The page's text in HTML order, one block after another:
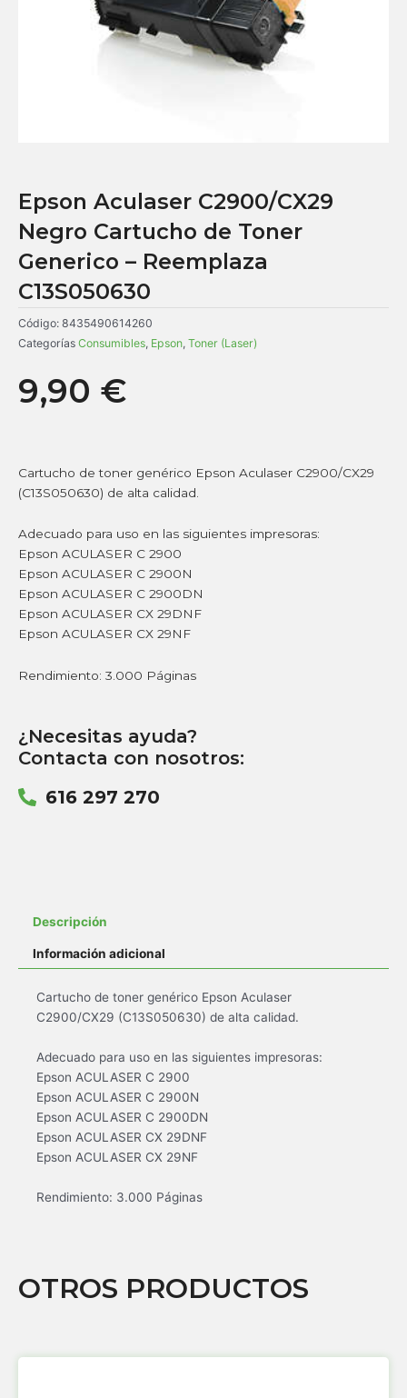
Epson Aculaser C2900/CX29
Negro Cartucho de Toner
Generico – Reemplaza
C13S050630
Código: 8435490614260
Categorías Consumibles, Epson, Toner (Laser)
9,90 €
Cartucho de toner genérico Epson Aculaser C2900/CX29
(C13S050630) de alta calidad.
Adecuado para uso en las siguientes impresoras:
Epson ACULASER C 2900
Epson ACULASER C 2900N
Epson ACULASER C 2900DN
Epson ACULASER CX 29DNF
Epson ACULASER CX 29NF
Rendimiento: 3.000 Páginas
¿Necesitas ayuda?
Contacta con nosotros:
616 297 270
Descripción
Información adicional
Cartucho de toner genérico Epson Aculaser
C2900/CX29 (C13S050630) de alta calidad.
Adecuado para uso en las siguientes impresoras:
Epson ACULASER C 2900
Epson ACULASER C 2900N
Epson ACULASER C 2900DN
Epson ACULASER CX 29DNF
Epson ACULASER CX 29NF
Rendimiento: 3.000 Páginas
OTROS PRODUCTOS